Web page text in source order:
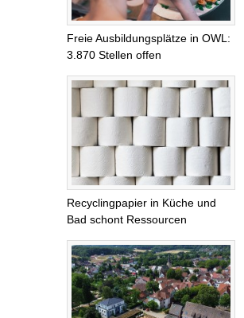
Freie Ausbildungsplätze in OWL:
3.870 Stellen offen
Recyclingpapier in Küche und
Bad schont Ressourcen